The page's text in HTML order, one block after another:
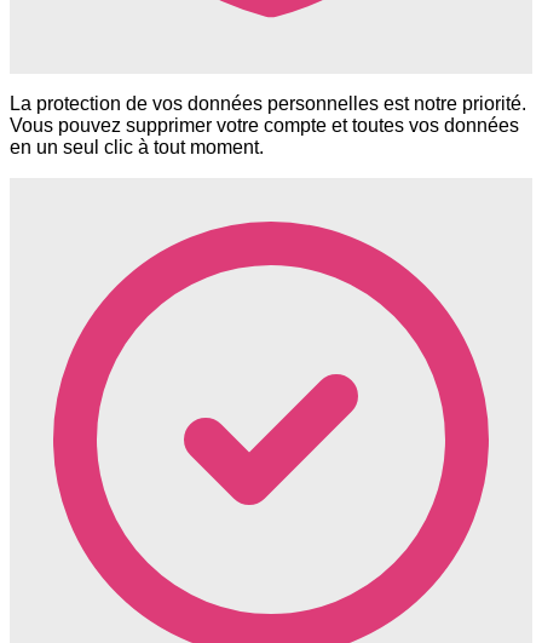
La protection de vos données personnelles est notre priorité.
Vous pouvez supprimer votre compte et toutes vos données
en un seul clic à tout moment.